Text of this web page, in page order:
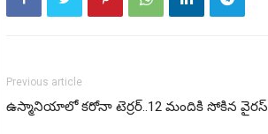
Previous article
ఉస్మానియాలో కరోనా టెర్రర్..12 మందికి సోకిన వైరస్